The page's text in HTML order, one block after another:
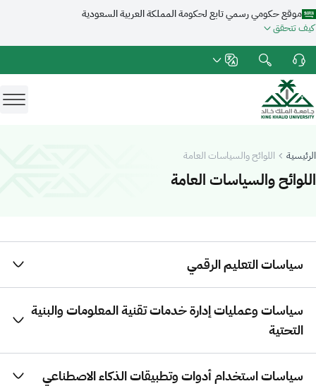
موقع حكومي رسمي تابع لحكومة المملكة العربية السعودية
كيف تتحقق
الرئيسية اللوائح والسياسات العامة
اللوائح والسياسات العامة
سياسات التعليم الرقمي
سياسات وعمليات إدارة خدمات تقنية المعلومات والبنية
التحتية
سياسات استخدام أدوات وتطبيقات الذكاء الاصطناعي